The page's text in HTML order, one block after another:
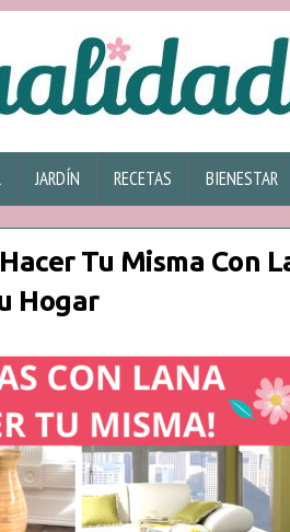
JARDÍN RECETAS BIENESTAR
Tu Misma Con
Hogar